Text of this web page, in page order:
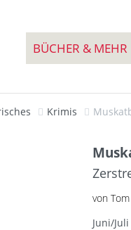
BÜCHER & MEHR
Krimis
von
Juni/